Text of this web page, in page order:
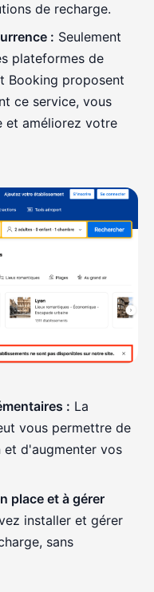
de recharge.
: Seulement
plateformes de
Booking proposent
ce service, vous
et améliorez votre
: La
vous permettre de
d'augmenter vos
place et à gérer
installer et gérer
sans